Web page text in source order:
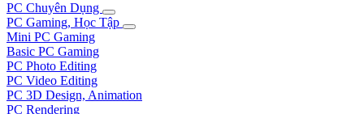
PC Chuyên Dụng
PC Gaming, Học Tập
Mini PC Gaming
Basic PC Gaming
PC Photo Editing
PC Video Editing
PC 3D Design, Animation
PC Rendering